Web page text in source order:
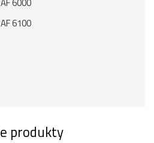
6100
produkty